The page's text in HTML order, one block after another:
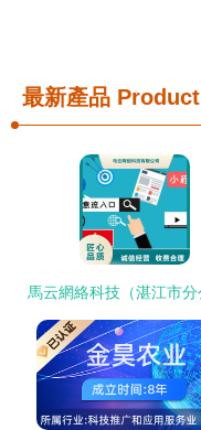
最新產品 Product